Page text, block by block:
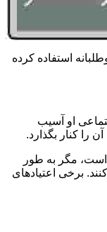
استفاده کرده
او آسیب
را کنار بگذارد.
مگر به طور
برخی اعتیادهای